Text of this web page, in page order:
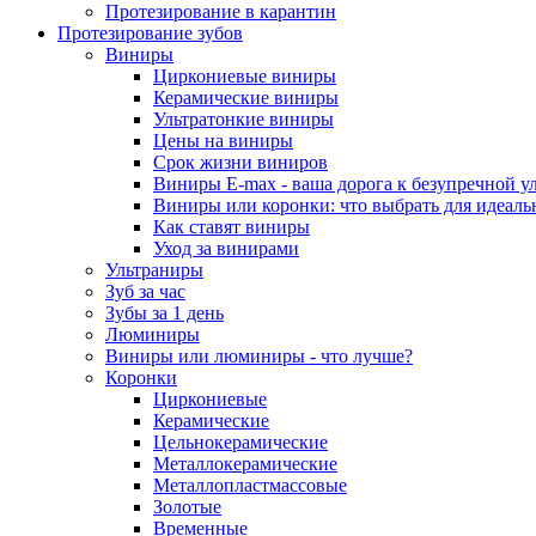
Протезирование в карантин
Протезирование зубов
Виниры
Циркониевые виниры
Керамические виниры
Ультратонкие виниры
Цены на виниры
Срок жизни виниров
Виниры E-max - ваша дорога к безупречной
Виниры или коронки: что выбрать для
Как ставят виниры
Уход за винирами
Ультраниры
Зуб за час
Зубы за 1 день
Люминиры
Виниры или люминиры - что лучше?
Коронки
Циркониевые
Керамические
Цельнокерамические
Металлокерамические
Металлопластмассовые
Золотые
Временные